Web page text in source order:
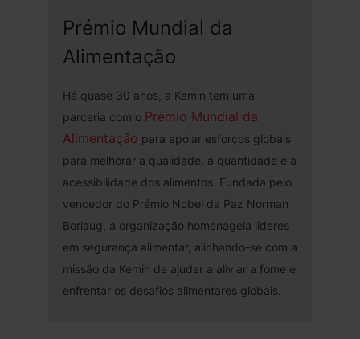
Prémio Mundial da
Alimentação
Há quase 30 anos, a Kemin tem uma
parceria com o Prémio Mundial da
Alimentação para apoiar esforços globais
para melhorar a qualidade, a quantidade e a
acessibilidade dos alimentos. Fundada pelo
vencedor do Prémio Nobel da Paz Norman
Borlaug, a organização homenageia líderes
em segurança alimentar, alinhando-se com a
missão da Kemin de ajudar a aliviar a fome e
enfrentar os desafios alimentares globais.